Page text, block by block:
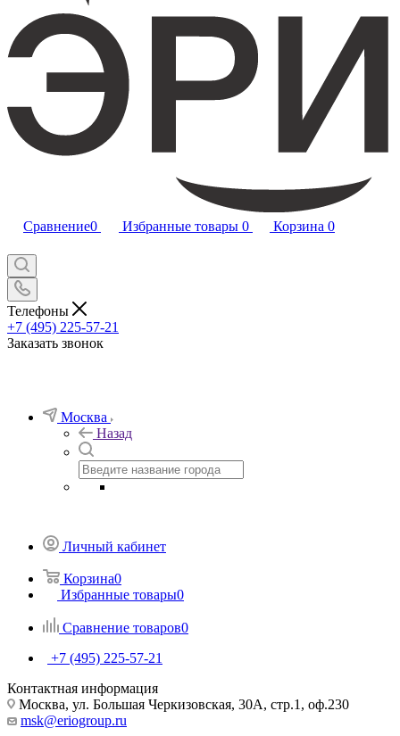
Сравнение0 Избранные товары 0 Корзина 0
Телефоны
+7 (495) 225-57-21
Заказать звонок
Москва
Назад
Личный кабинет
Корзина0
Избранные товары0
Сравнение товаров0
+7 (495) 225-57-21
Контактная информация
Москва, ул. Большая Черкизовская, 30А, стр.1, оф.230
msk@eriogroup.ru